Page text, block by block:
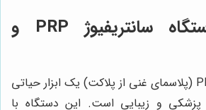
آشنایی با دستگاه سانتریفیوژ PRP و
دستگاه سانتریفیوژ PRP (پلاسمای غنی از پلاکت) یک ابزار حیاتی
پزشکی و زیبایی است. این دستگاه با